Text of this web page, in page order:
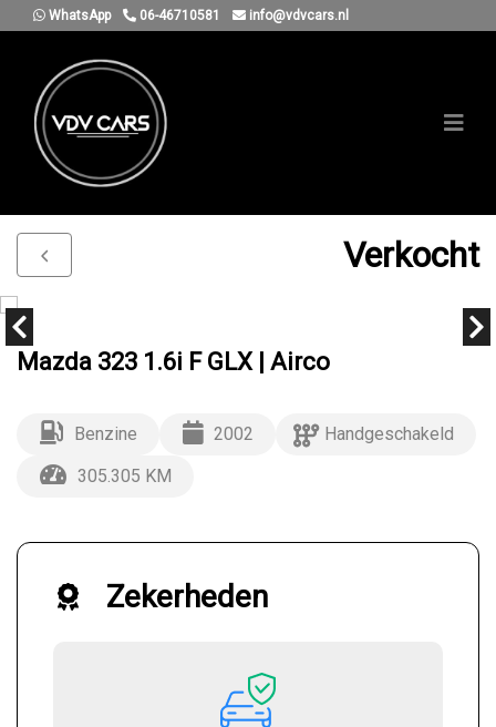
WhatsApp 06-46710581 info@vdvcars.nl
Verkocht
Mazda 323 1.6i F GLX | Airco
Benzine 2002
Handgeschakeld
305.305 KM
Zekerheden